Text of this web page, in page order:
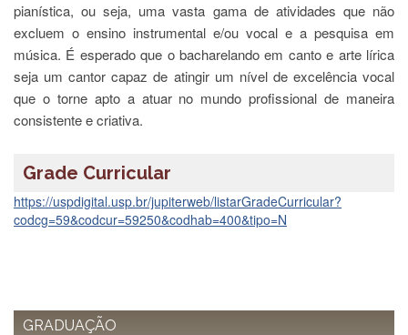
A
Comissão
de
Pesquisa
Pesquisadores
Infraestrutura
Formulários
Notícias
EXTENSÃO
pianística, ou seja, uma vasta gama de atividades que não
excluem o ensino instrumental e/ou vocal e a pesquisa em
música. É esperado que o bacharelando em canto e arte lírica
seja um cantor capaz de atingir um nível de excelência vocal
que o torne apto a atuar no mundo profissional de maneira
consistente e criativa.
Grade Curricular
https://uspdigital.usp.br/jupiterweb/listarGradeCurricular?
codcg=59&codcur=59250&codhab=400&tipo=N
GRADUAÇÃO